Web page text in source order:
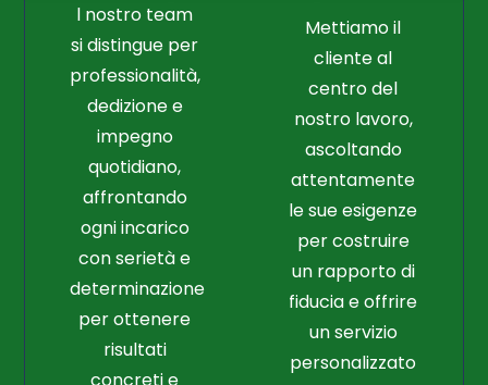
l nostro team
si distingue per
professionalità,
dedizione e
impegno
quotidiano,
affrontando
ogni incarico
con serietà e
determinazione
per ottenere
risultati
Mettiamo il
cliente al
centro del
nostro lavoro,
ascoltando
attentamente
le sue esigenze
per costruire
un rapporto di
fiducia e offrire
un servizio
personalizzato